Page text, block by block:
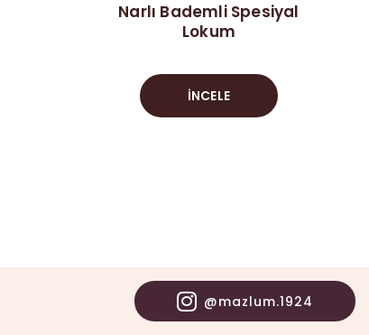
Narlı Bademli Spesiyal
Lokum
İNCELE
@mazlum.1924